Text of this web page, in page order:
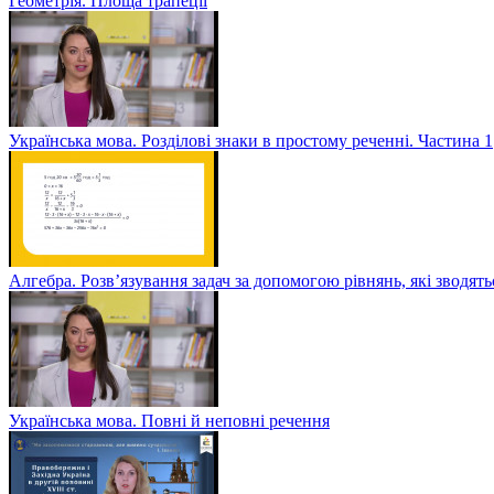
Українська мова. Розділові знаки в простому реченні. Частина 1
Алгебра. Розв’язування задач за допомогою рівнянь, які
Українська мова. Повні й неповні речення